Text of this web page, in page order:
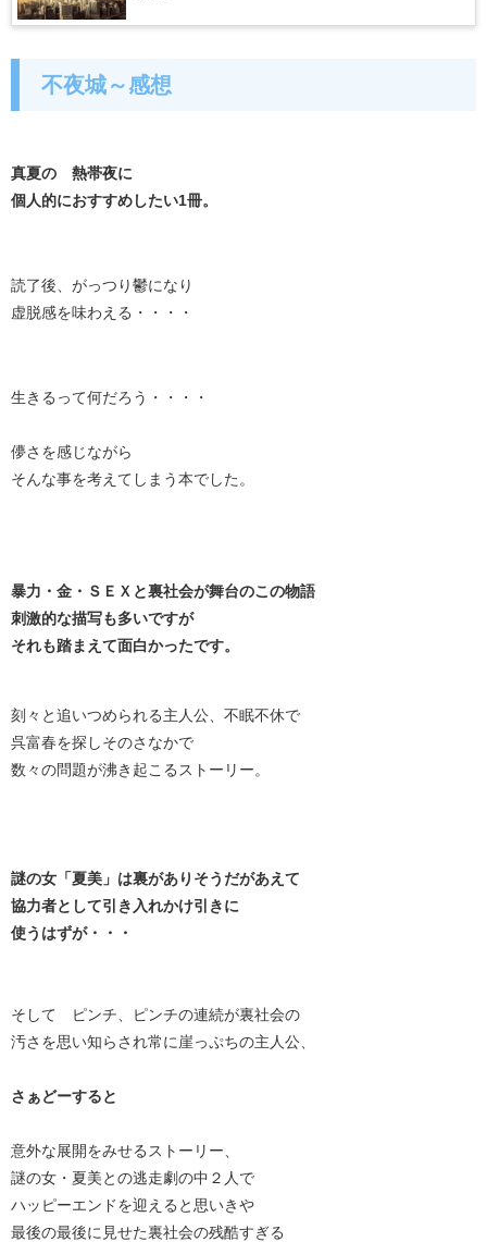
不夜城～感想
真夏の 熱帯夜に
個人的におすすめしたい1冊。
読了後、がっつり鬱になり
虚脱感を味わえる・・・・
生きるって何だろう・・・・
儚さを感じながら
そんな事を考えてしまう本でした。
暴力・金・ＳＥＸと裏社会が舞台のこの物語
刺激的な描写も多いですが
それも踏まえて面白かったです。
刻々と追いつめられる主人公、不眠不休で
呉富春を探しそのさなかで
数々の問題が沸き起こるストーリー。
謎の女「夏美」は裏がありそうだがあえて
協力者として引き入れかけ引きに
使うはずが・・・
そして ピンチ、ピンチの連続が裏社会の
汚さを思い知らされ常に崖っぷちの主人公、
さぁどーすると
意外な展開をみせるストーリー、
謎の女・夏美との逃走劇の中２人で
ハッピーエンドを迎えると思いきや
最後の最後に見せた裏社会の残酷すぎる